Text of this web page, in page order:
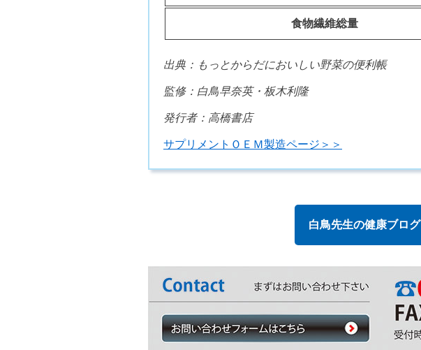
食物繊維総量
出典：もっとからだにおいしい野菜の便利帳
監修：白鳥早奈英・板木利隆
発行者：高橋書店
サプリメントＯＥＭ製造ページ＞＞
白鳥先生の健康ブログ